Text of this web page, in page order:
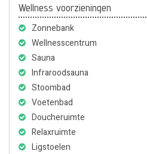
Wellness voorzieningen
Zonnebank
Wellnesscentrum
Sauna
Infraroodsauna
Stoombad
Voetenbad
Doucheruimte
Relaxruimte
Ligstoelen